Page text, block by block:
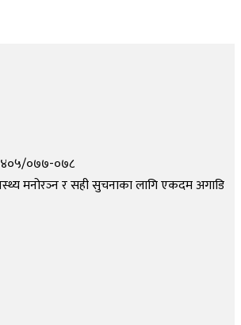
०७७-०७८
मनोरञ्न र सही सुचनाका लागि एकदम अगाडि